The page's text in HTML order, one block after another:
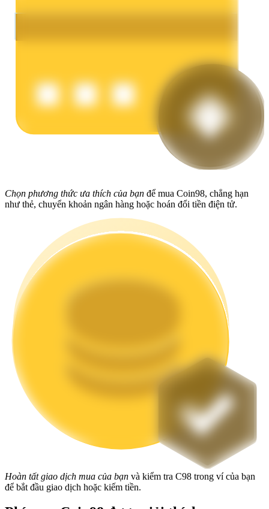
Làm cho tài sản của bạn tăng giá trị đều đặn
Staking
Lợi nhuận cao và truy cập ngay lập tức
Launchpool
Đặt cọc linh hoạt để kiếm được các token phổ biến.
Chọn phương thức ưa thích của bạn để mua Coin98, chẳng hạn
như thẻ, chuyển khoản ngân hàng hoặc hoán đổi tiền điện tử.
Hoàn tất giao dịch mua của bạn và kiểm tra C98 trong ví của bạn
để bắt đầu giao dịch hoặc kiếm tiền.